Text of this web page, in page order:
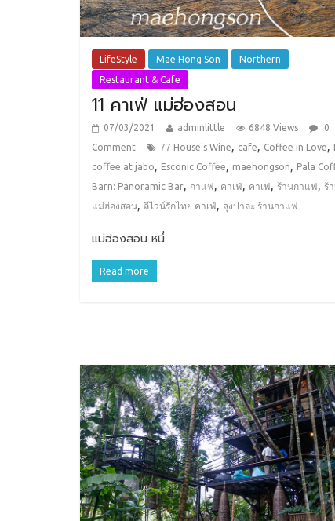
LifeStyle Mae Hong Son
Northern
Restaurant & Cafe
11 คาเฟ่ แม่ฮ่องสอน
07/03/2021 adminlittle 6848 Views
0
Comment
77 House's Wine, cafe, Coffee in Love,
coffee at jabo, Esconic Coffee, maehongson, Pala
Barn: Panoramic Bar, กาแฟ, คาเฟ่, คาเฟ, ร้านกาแฟ, ร้
แม่ฮ่องสอน, ลีไวน์รักไทย คาเฟ่, ลุงปาละ ร้านกาแฟ
แม่ฮ่องสอน หนึ่
Read more